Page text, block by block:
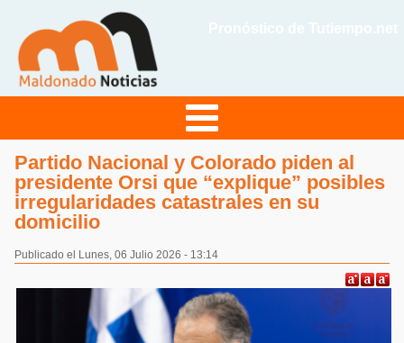
Partido Nacional y Colorado piden al
presidente Orsi que “explique” posibles
irregularidades catastrales en su
domicilio
Publicado el Lunes, 06 Julio 2026 - 13:14